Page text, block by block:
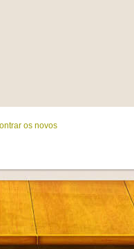
os novos